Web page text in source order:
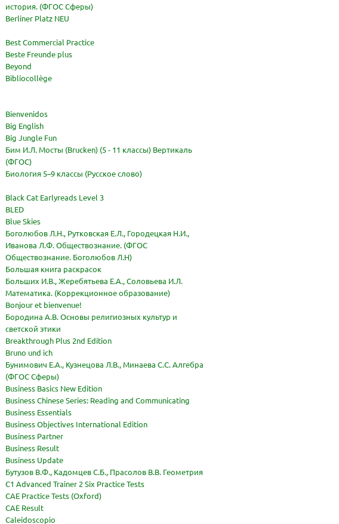
история. (ФГОС Сферы)
Berliner Platz NEU
Best Commercial Practice
Beste Freunde plus
Beyond
Bibliocollège
Bienvenidos
Big English
Big Jungle Fun
Бим И.Л. Мосты (Brucken) (5 - 11 классы) Вертикаль
(ФГОС)
Биология 5–9 классы (Русское слово)
Black Cat Earlyreads Level 3
BLED
Blue Skies
Боголюбов Л.Н., Рутковская Е.Л., Городецкая Н.И.,
Иванова Л.Ф. Обществознание. (ФГОС
Обществознание. Боголюбов Л.Н)
Большая книга раскрасок
Больших И.В., Жеребятьева Е.А., Соловьева И.Л.
Математика. (Коррекционное образование)
Bonjour et bienvenue!
Бородина А.В. Основы религиозных культур и
светской этики
Breakthrough Plus 2nd Edition
Bruno und ich
Бунимович Е.А., Кузнецова Л.В., Минаева С.С. Алгебра
(ФГОС Сферы)
Business Basics New Edition
Business Chinese Series: Reading and Communicating
Business Essentials
Business Objectives International Edition
Business Partner
Business Result
Business Update
Бутузов В.Ф., Кадомцев С.Б., Прасолов В.В. Геометрия
C1 Advanced Trainer 2 Six Practice Tests
CAE Practice Tests (Oxford)
CAE Result
Caleidoscopio